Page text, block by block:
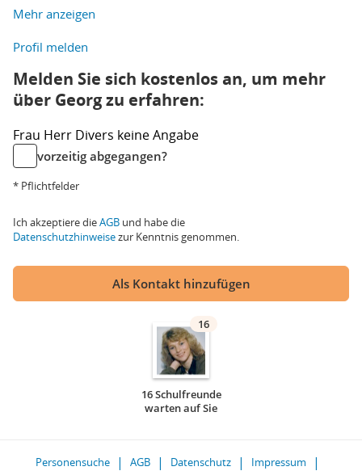
Mehr anzeigen
Profil melden
Melden Sie sich kostenlos an, um mehr
über Georg zu erfahren:
Frau Herr Divers keine Angabe
vorzeitig abgegangen?
* Pflichtfelder
Ich akzeptiere dieAGB und habe die
Datenschutzhinweisezur Kenntnis genommen.
Als Kontakt hinzufügen
16
16 Schulfreunde
warten auf Sie
Personensuche AGB Datenschutz
Impressum